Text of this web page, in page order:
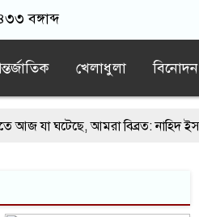
বঙ্গাব্দ
খেলাধুলা বিনোদন
যা ঘটেছে, আমরা বিব্রত: নাহিদ ইসলাম